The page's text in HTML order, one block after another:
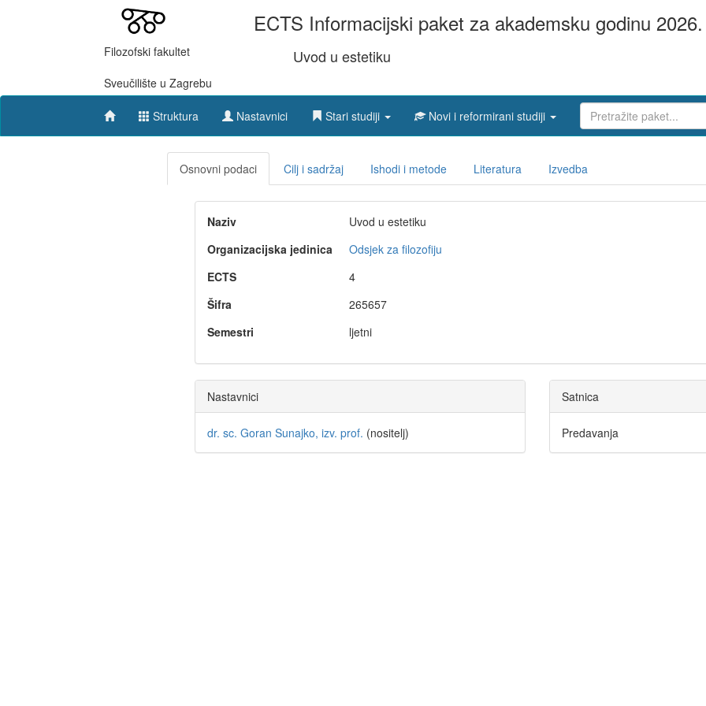
Filozofski fakultet
Sveučilište u Zagrebu
ECTS Informacijski paket za akademsku godinu
Uvod u estetiku
Struktura Nastavnici Stari studiji Novi i reformirani studiji
Osnovni podaci Cilj i sadržaj Ishodi i metode Literatura Izvedba
Naziv
Uvod u estetiku
Organizacijska jedinica
Odsjek za filozofiju
ECTS
4
Šifra
265657
Semestri
ljetni
Nastavnici
dr. sc. Goran Sunajko, izv. prof. (nositelj)
Satnica
Predavanja